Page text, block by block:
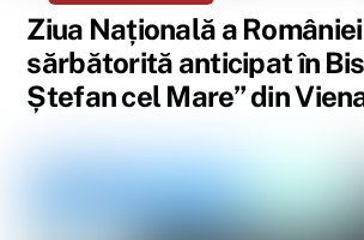
Ziua Națională a României
sărbătorită anticipat în
Ștefan cel Mare” din